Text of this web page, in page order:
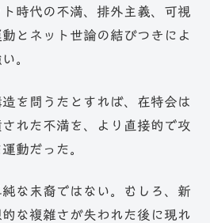
時代の不満、排外主義、可視
とネット世論の結びつきによ
。
を問うたとすれば、在特会は
れた不満を、より直接的で攻
動だった。
な末裔ではない。むしろ、新
な複雑さが失われた後に現れ